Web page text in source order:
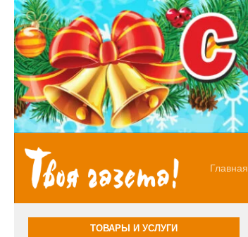
Перейти к содержимому
Главная
ТОВАРЫ И УСЛУГИ